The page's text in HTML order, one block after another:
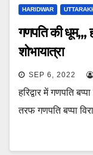
HARIDWAR
गणपति की धूम,,,
शोभायात्रा
SEP 6, 2022
हरिद्वार में गणपति
तरफ गणपति बप्पा